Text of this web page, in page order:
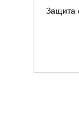
Защита